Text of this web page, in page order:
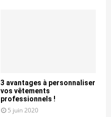
3 avantages à personnaliser
vos vêtements
professionnels !
5 juin 2020